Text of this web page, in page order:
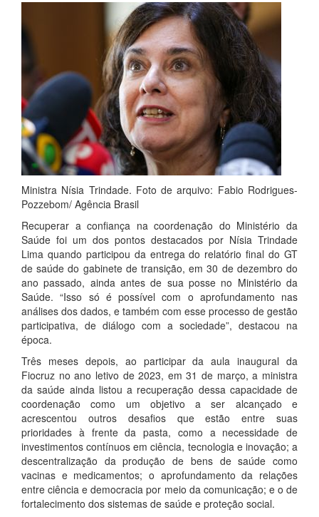
Ministra Nísia Trindade. Foto de arquivo: Fabio Rodrigues-
Pozzebom/ Agência Brasil
Recuperar a confiança na coordenação do Ministério da
Saúde foi um dos pontos destacados por Nísia Trindade
Lima quando participou da entrega do relatório final do GT
de saúde do gabinete de transição, em 30 de dezembro do
ano passado, ainda antes de sua posse no Ministério da
Saúde. “Isso só é possível com o aprofundamento nas
análises dos dados, e também com esse processo de gestão
participativa, de diálogo com a sociedade”, destacou na
época.
Três meses depois, ao participar da aula inaugural da
Fiocruz no ano letivo de 2023, em 31 de março, a ministra
da saúde ainda listou a recuperação dessa capacidade de
coordenação como um objetivo a ser alcançado e
acrescentou outros desafios que estão entre suas
prioridades à frente da pasta, como a necessidade de
investimentos contínuos em ciência, tecnologia e inovação; a
descentralização da produção de bens de saúde como
vacinas e medicamentos; o aprofundamento da relações
entre ciência e democracia por meio da comunicação; e o de
fortalecimento dos sistemas de saúde e proteção social.